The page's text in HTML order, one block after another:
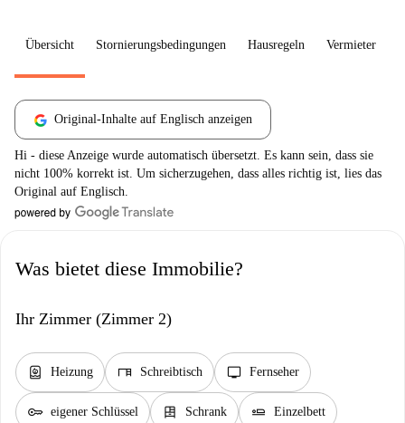
Übersicht Stornierungsbedingungen Hausregeln Vermieter
Original-Inhalte auf Englisch anzeigen
Hi - diese Anzeige wurde automatisch übersetzt. Es kann sein, dass sie
nicht 100% korrekt ist. Um sicherzugehen, dass alles richtig ist, lies das
Original auf Englisch.
Was bietet diese Immobilie?
Ihr Zimmer (Zimmer 2)
water_heater Heizung desk Schreibtisch tv Fernseher
key eigener Schlüssel dresser Schrank airline_seat_flat Einzelbett